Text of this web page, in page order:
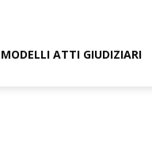
MODELLI ATTI GIUDIZIARI